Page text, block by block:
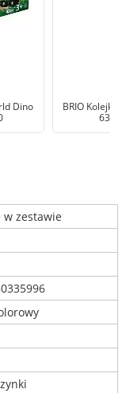
Dino
BRIO Kolejka
w zestawie